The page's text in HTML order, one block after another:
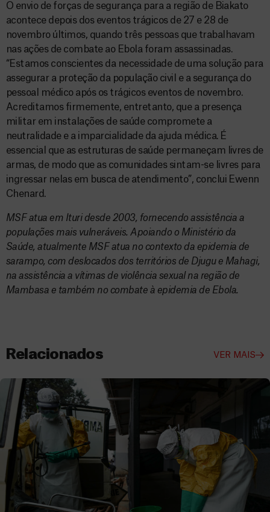
O envio de forças de segurança para a região de Biakato
acontece depois dos eventos trágicos de 27 e 28 de
novembro últimos, quando três pessoas que trabalhavam
nas ações de combate ao Ebola foram assassinadas.
“Estamos conscientes da necessidade de uma solução para
assegurar a proteção da população civil e a segurança do
pessoal médico após os trágicos eventos de novembro.
Acreditamos firmemente, entretanto, que a presença
militar em instalações de saúde compromete a
neutralidade e a imparcialidade da ajuda médica. É
essencial que as estruturas de saúde permaneçam livres de
armas, de modo que as comunidades sintam-se livres para
ingressar nelas em busca de atendimento”, conclui Ewenn
Chenard.
MSF atua em Ituri desde 2003, fornecendo assistência a
populações mais vulneráveis. Apoiando o Ministério da
Saúde, atualmente MSF atua no contexto da epidemia de
sarampo, com deslocados dos territórios de Djugu e Mahagi,
na assistência a vítimas de violência sexual na região de
Mambasa e também no combate à epidemia de Ebola.
Relacionados VER MAIS